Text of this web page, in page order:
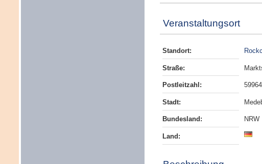
Veranstaltungsort
Standort:
Straße:
Postleitzahl: 59964
Stadt:
Bundesland: NRW
Land: